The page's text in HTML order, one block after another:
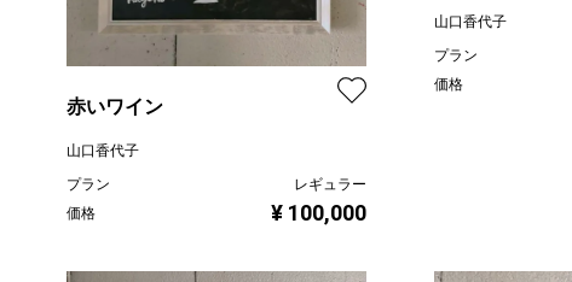
赤いワイン
山口香代子
プラン
レギュラー
価格
¥ 100,000
山口香代子
プラン
価格